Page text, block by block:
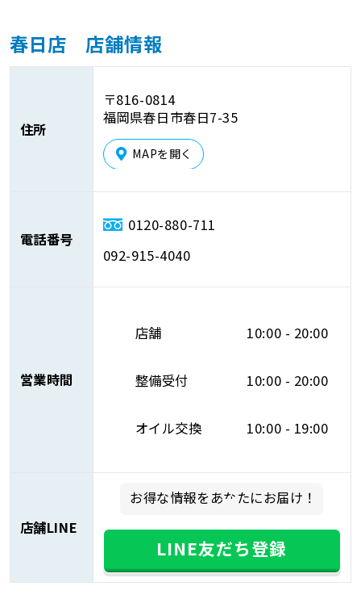
春日店 店舗情報
住所
〒816-0814
福岡県春日市春日7-35
MAPを開く
電話番号
0120-880-711
092-915-4040
営業時間
店舗 10:00 - 20:00
整備受付 10:00 - 20:00
オイル交換 10:00 - 19:00
店舗LINE
お得な情報をあなたにお届け！
LINE友だち登録